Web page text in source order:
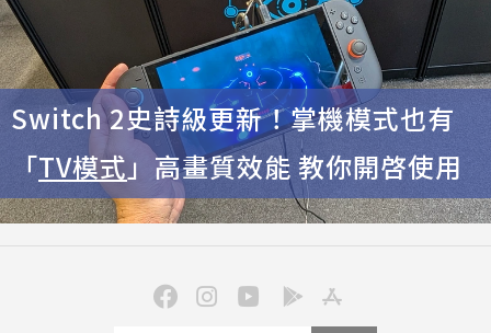
Switch 2史詩級更新！掌機模式也有
「TV模式 」高畫質效能 教你開啓使用